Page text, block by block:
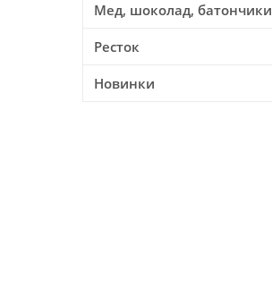
Мед, шоколад, батончики
Ресток
Новинки